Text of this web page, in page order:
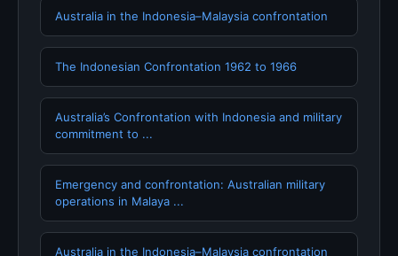
Australia in the Indonesia–Malaysia confrontation
The Indonesian Confrontation 1962 to 1966
Australia’s Confrontation with Indonesia and military
commitment to ...
Emergency and confrontation: Australian military
operations in Malaya ...
Australia in the Indonesia–Malaysia confrontation